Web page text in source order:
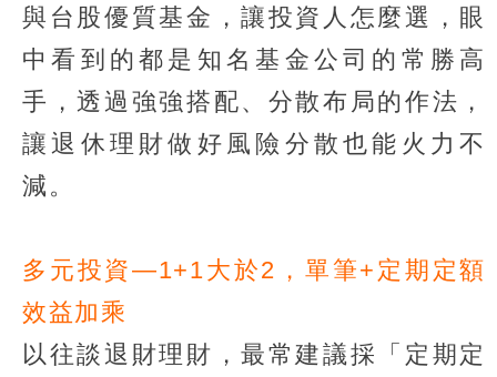
與台股優質基金，讓投資人怎麼選，眼
中看到的都是知名基金公司的常勝高
手，透過強強搭配、分散布局的作法，
讓退休理財做好風險分散也能火力不
減。
多元投資—1+1大於2，單筆+定期定額
效益加乘
以往談退財理財，最常建議採「定期定